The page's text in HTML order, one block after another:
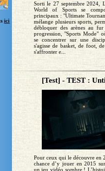
ici
Sorti le 27 septembre 2024,
World of Sports se
principaux : "Ultimate
mélange plusieurs sports,
débloquer des arènes au
progression, "Sports Mode"
se concentrer sur une
s'agisse de basket, de foot,
s'affronter e...
[Test] - TEST :
Pour ceux qui le découvre en
chance d’y jouer en 2015
un jeu vidéo sombre !